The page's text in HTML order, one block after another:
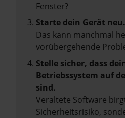
Fenster?
Starte dein Gerät neu.
Das kann manchmal
vorübergehende
Stelle sicher, dass
Betriebssystem auf
sind.
Veraltete Software
Sicherheitsrisiko,